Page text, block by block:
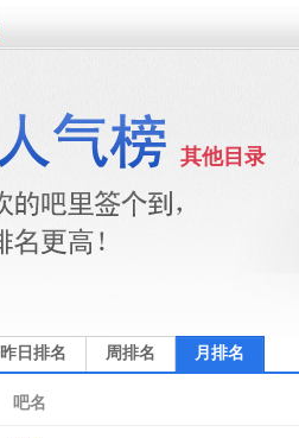
其他目录
昨日排名 周排名 月排名
吧名